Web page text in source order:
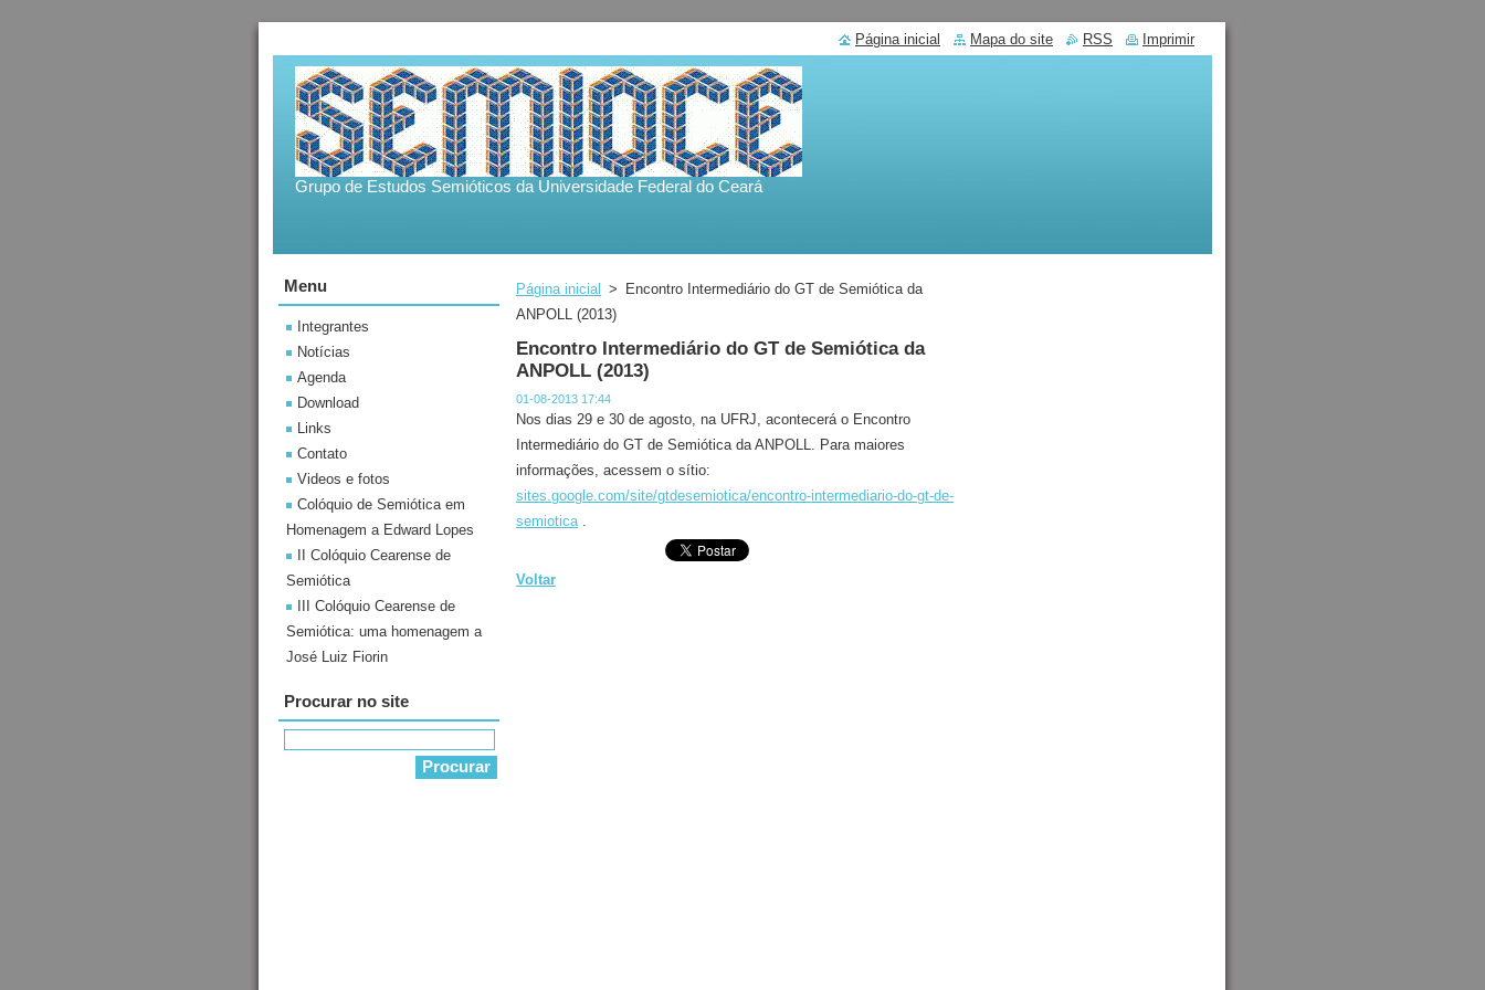
Grupo de Estudos Semióticos da Universidade Federal do Ceará
Página inicial >
Encontro Intermediário do GT de Semiótica da
ANPOLL (2013)
Encontro Intermediário do GT de Semiótica da
ANPOLL (2013)
01-08-2013 17:44
Nos dias 29 e 30 de agosto, na UFRJ, acontecerá o Encontro
Intermediário do GT de Semiótica da ANPOLL. Para maiores
informações, acessem o sítio:
sites.google.com/site/gtdesemiotica/encontro-intermediario-do-gt-de-
semiotica.
Voltar
Menu
Integrantes
Notícias
Agenda
Download
Links
Contato
Videos e fotos
Colóquio de Semiótica em
Homenagem a Edward Lopes
II Colóquio Cearense de
Semiótica
III Colóquio Cearense de
Semiótica: uma homenagem a
José Luiz Fiorin
Procurar no site
Página inicial Mapa do site RSS Imprimir